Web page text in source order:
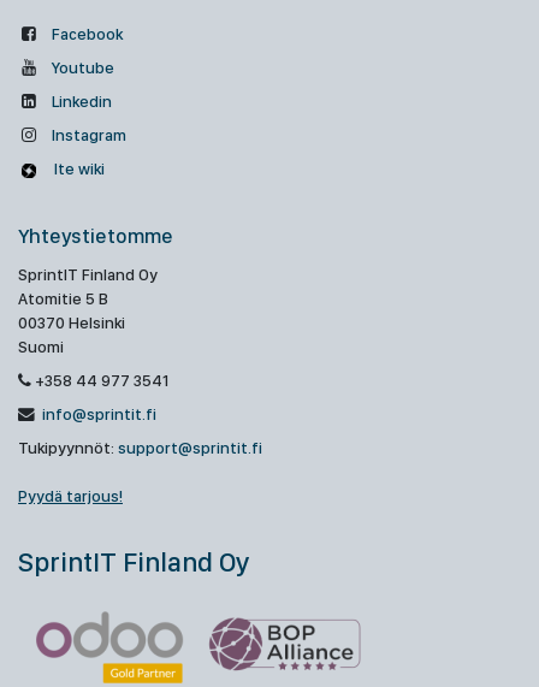
Facebook
Youtube
Linkedin
Instagram
Ite wiki
Yhteystietomme
SprintIT Finland Oy
Atomitie 5 B
00370 Helsinki
Suomi
+358 44 977 3541
info@sprintit.fi
Tukipyynnöt: support@sprintit.fi
Pyydä tarjous!
SprintIT Finland Oy